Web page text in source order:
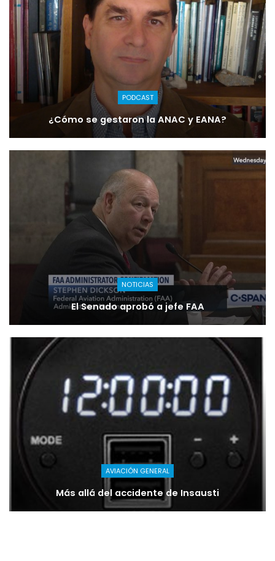
PODCAST
¿Cómo se gestaron la ANAC y EANA?
NOTICIAS
El Senado aprobó a jefe FAA
AVIACIÓN GENERAL
Más allá del accidente de Insausti